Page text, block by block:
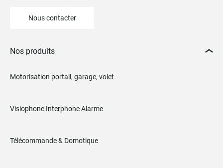
Nous contacter
Nos produits
Motorisation portail, garage, volet
Visiophone Interphone Alarme
Télécommande & Domotique